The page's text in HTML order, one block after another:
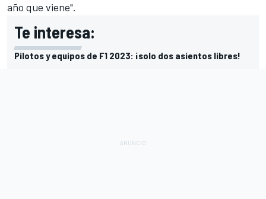
año que viene".
Te interesa:
Pilotos y equipos de F1 2023: ¡solo dos asientos libres!